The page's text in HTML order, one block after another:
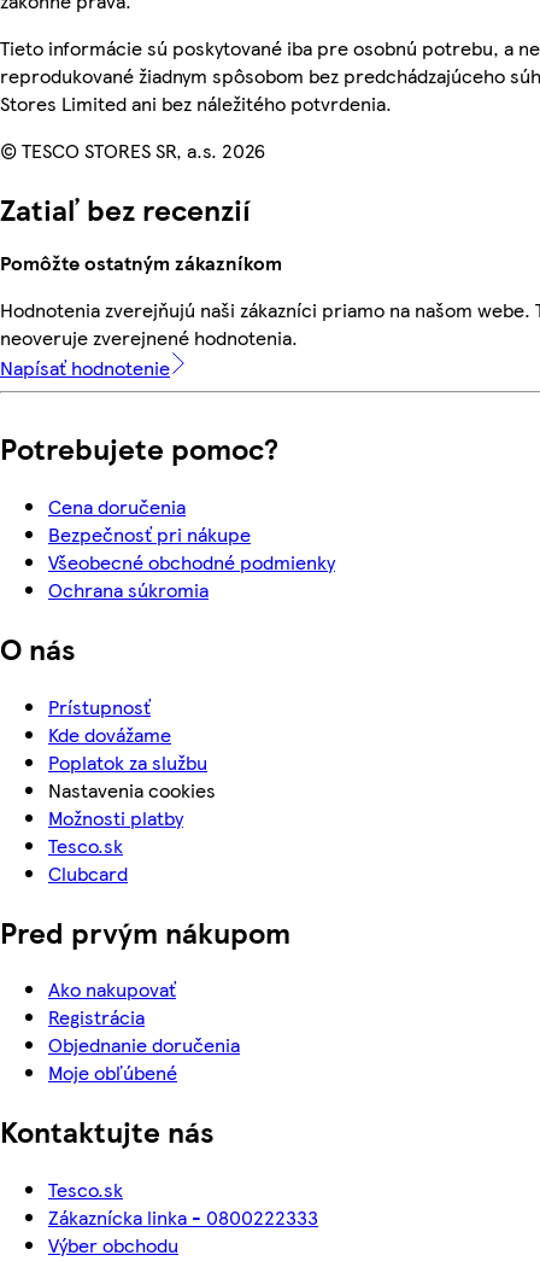
Tieto informácie sú poskytované iba pre osobnú potrebu, a
reprodukované žiadnym spôsobom bez predchádzajúceho
Stores Limited ani bez náležitého potvrdenia.
© TESCO STORES SR, a.s. 2026
Zatiaľ bez recenzií
Pomôžte ostatným zákazníkom
Hodnotenia zverejňujú naši zákazníci priamo na našom webe.
neoveruje zverejnené hodnotenia.
Napísať hodnotenie
Potrebujete pomoc?
Cena doručenia
Bezpečnosť pri nákupe
Všeobecné obchodné podmienky
Ochrana súkromia
O nás
Prístupnosť
Kde dovážame
Poplatok za službu
Nastavenia cookies
Možnosti platby
Tesco.sk
Clubcard
Pred prvým nákupom
Ako nakupovať
Registrácia
Objednanie doručenia
Moje obľúbené
Kontaktujte nás
Tesco.sk
Zákaznícka linka - 0800222333
Výber obchodu